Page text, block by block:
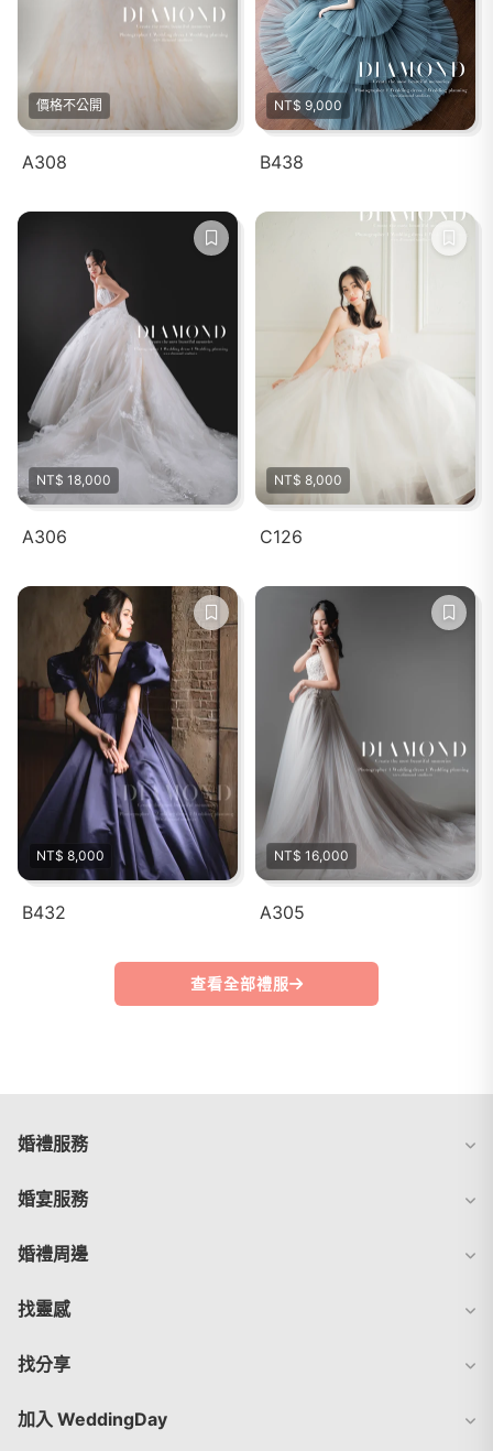
價格不公開
A308
NT$ 9,000
B438
NT$ 18,000
A306
NT$ 8,000
C126
NT$ 8,000
B432
NT$ 16,000
A305
查看全部禮服
婚禮服務
婚宴服務
婚禮周邊
找靈感
找分享
加入 WeddingDay